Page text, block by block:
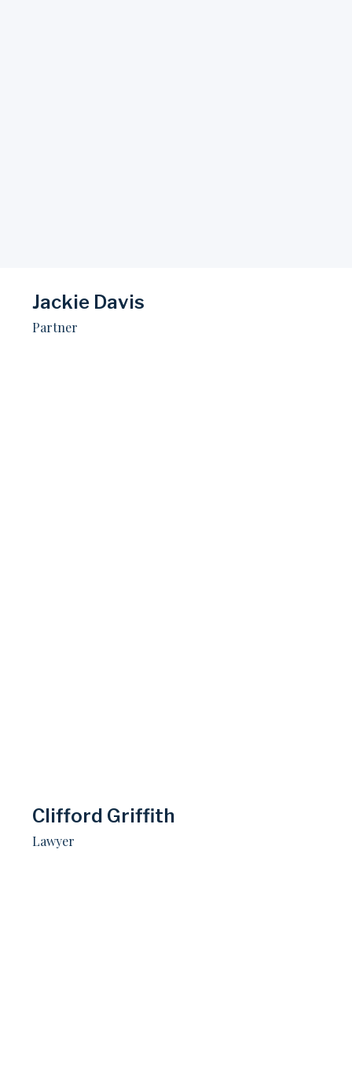
Jackie Davis​
Partner​
Clifford Griffith​
Lawyer​